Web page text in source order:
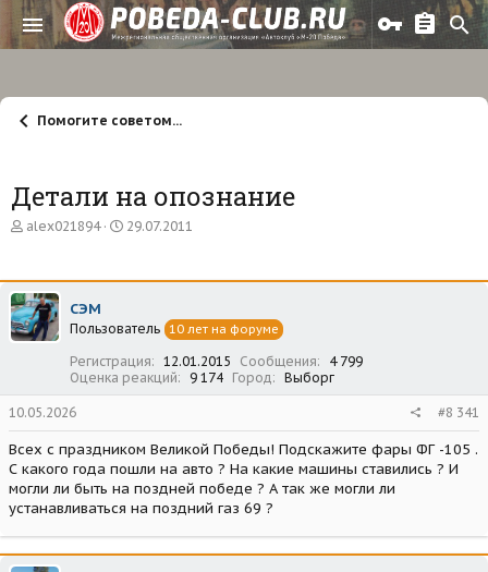
Помогите советом...
Детали на опознание
А
о
р
т
е
alex021894
Д
а
ч
л
а
29.07.2011
СЭМ
Пользователь 10 лет на форуме
Регистрация 12.01.2015 Сообщения
4 799
Оценка реакций
9 174 Город Выборг
10.05.2026 #8 341
Всех с праздником Великой Победы! Подскажите фары ФГ -105 .
С какого года пошли на авто ? На какие машины ставились ? И
могли ли быть на поздней победе ? А так же могли ли
устанавливаться на поздний газ 69 ?